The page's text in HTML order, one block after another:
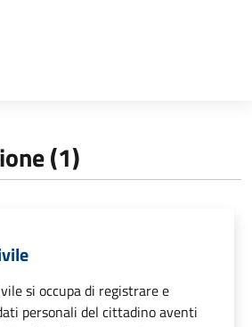
(1)
si occupa di registrare e
personali del cittadino aventi